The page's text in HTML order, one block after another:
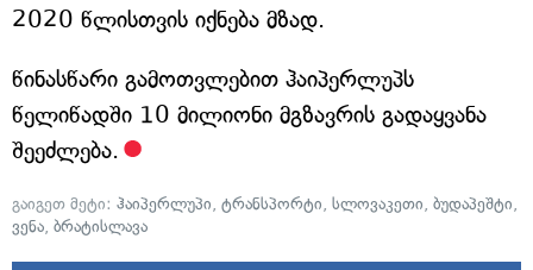
2020 წლისთვის იქნება მზად.
წინასწარი გამოთვლებით ჰაიპერლუპს
წელიწადში 10 მილიონი მგზავრის გადაყვანა
შეეძლება.
გაიგეთ მეტი: ჰაიპერლუპი, ტრანსპორტი, სლოვაკეთი, ბუდაპეშტი,
ვენა, ბრატისლავა